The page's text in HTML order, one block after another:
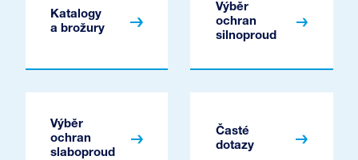
Katalogy
a brožury
Výběr
ochran
silnoproud
Výběr
ochran
slaboproud
Časté
dotazy